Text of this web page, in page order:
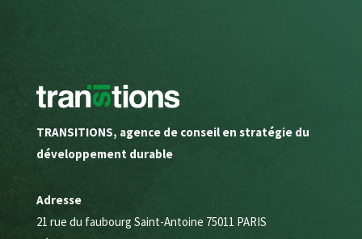
TRANSITIONS, agence de conseil en stratégie du
développement durable
Adresse
21 rue du faubourg Saint-Antoine 75011 PARIS